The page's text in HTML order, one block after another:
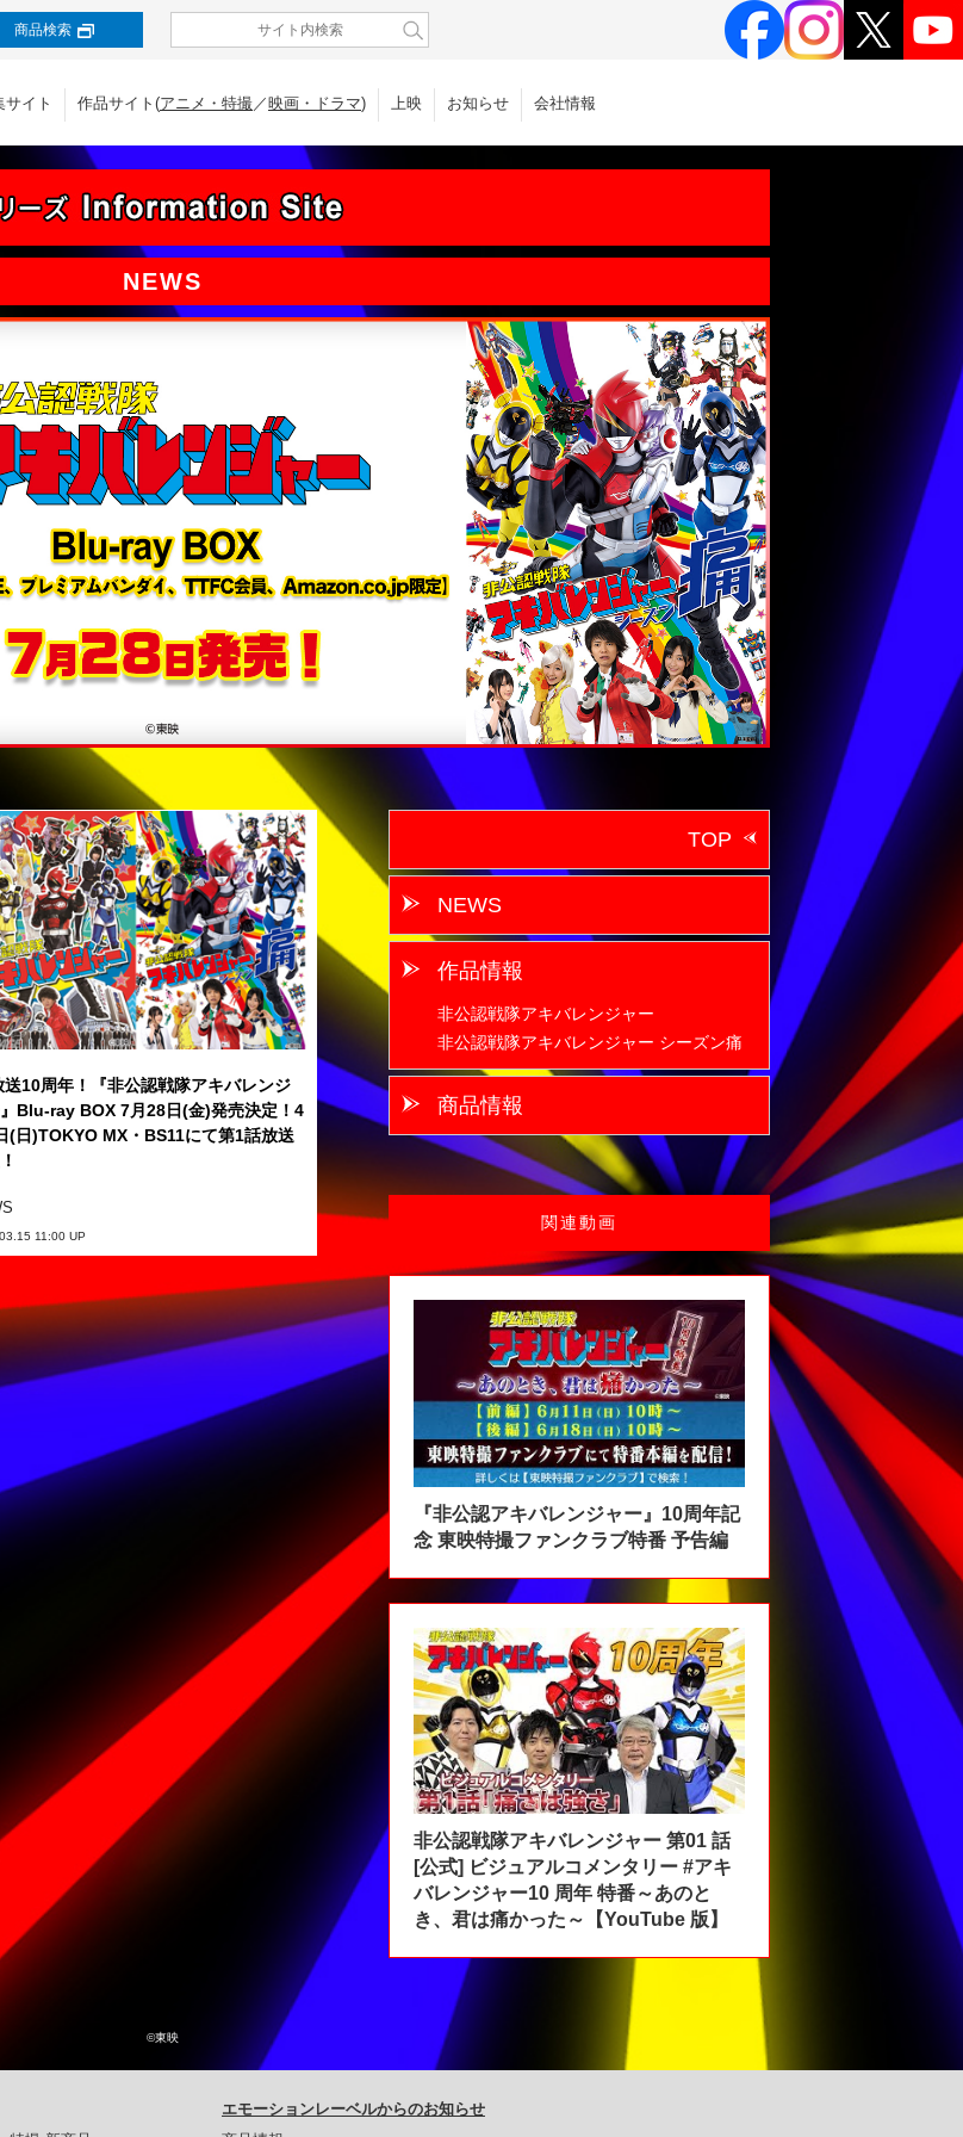
商品検索
サイト 作品サイト(アニメ・特撮／映画・ドラマ) 上映 お知らせ 会社情報
NEWS
送10周年！『非公認戦隊アキバレンジ
Blu-ray BOX 7月28日(金)発売決定！4
(日)TOKYO MX・BS11にて第1話放送
11:00 UP
TOP
NEWS
作品情報
非公認戦隊アキバレンジャー
非公認戦隊アキバレンジャー シーズン痛
商品情報
関連動画
『非公認アキバレンジャー』10周年記
念 東映特撮ファンクラブ特番 予告編
非公認戦隊アキバレンジャー 第01 話
[公式] ビジュアルコメンタリー #アキ
バレンジャー10 周年 特番～あのと
き、君は痛かった～【YouTube 版】
©東映
エモーションレーベルからのお知らせ